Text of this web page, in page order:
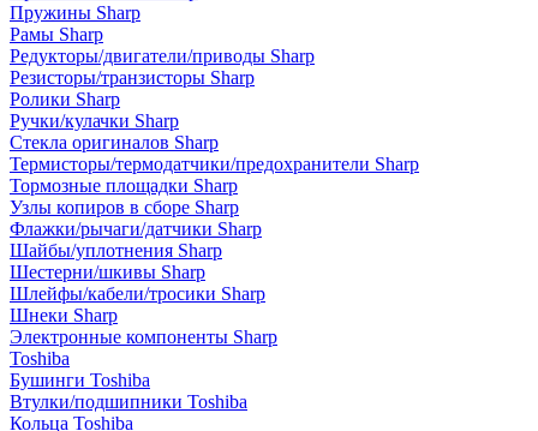
Пружины Sharp
Рамы Sharp
Редукторы/двигатели/приводы Sharp
Резисторы/транзисторы Sharp
Ролики Sharp
Ручки/кулачки Sharp
Стекла оригиналов Sharp
Термисторы/термодатчики/предохранители Sharp
Тормозные площадки Sharp
Узлы копиров в сборе Sharp
Флажки/рычаги/датчики Sharp
Шайбы/уплотнения Sharp
Шестерни/шкивы Sharp
Шлейфы/кабели/тросики Sharp
Шнеки Sharp
Электронные компоненты Sharp
Toshiba
Бушинги Toshiba
Втулки/подшипники Toshiba
Кольца Toshiba